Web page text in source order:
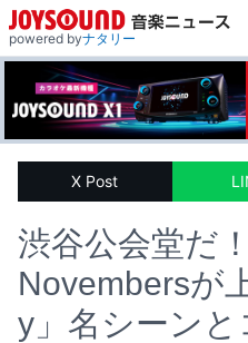
powered byナタリー
X Post
渋谷公会堂だ
Novembersが
y」名シーンと